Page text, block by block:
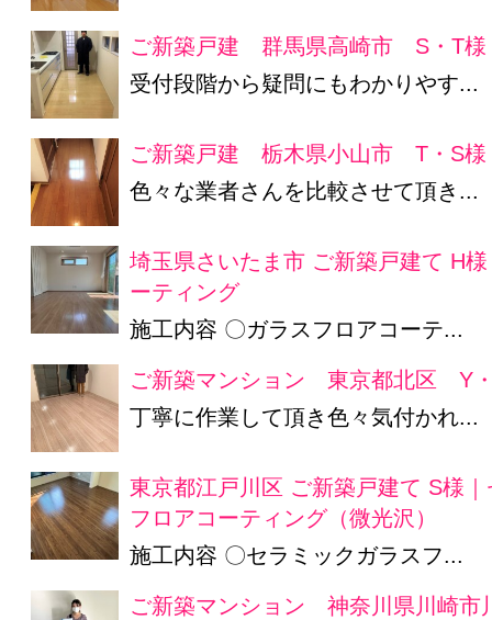
ご新築戸建 群馬県高崎市 S・T様
受付段階から疑問にもわかりやす...
ご新築戸建 栃木県小山市 T・S様
色々な業者さんを比較させて頂き...
埼玉県さいたま市 ご新築戸建て H
ーティング
施工内容 〇ガラスフロアコーテ...
ご新築マンション 東京都北区 Y
丁寧に作業して頂き色々気付かれ...
東京都江戸川区 ご新築戸建て S様
フロアコーティング（微光沢）
施工内容 〇セラミックガラスフ...
ご新築マンション 神奈川県川崎